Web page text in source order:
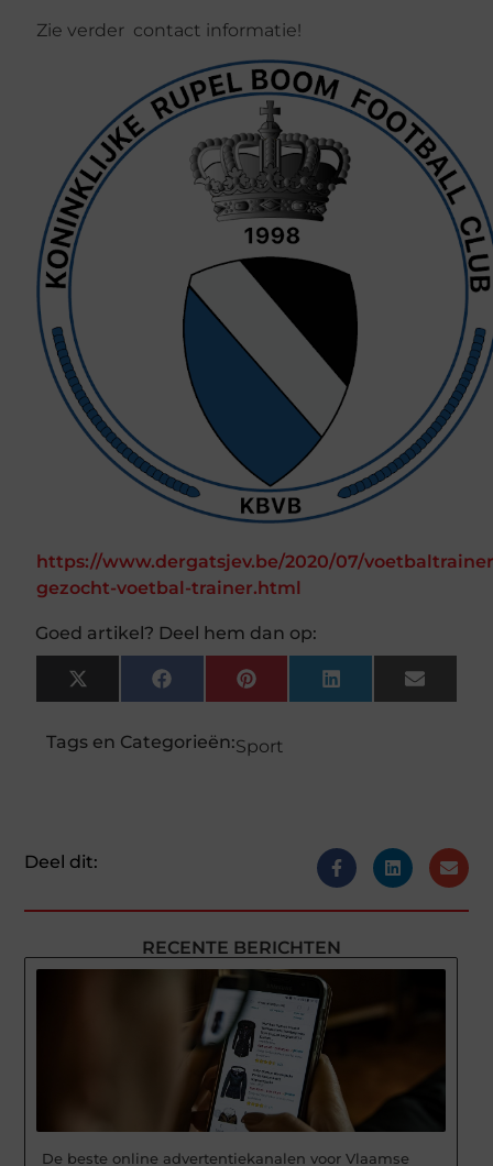
Zie verder contact informatie!
https://www.dergatsjev.be/2020/07/
gezocht-voetbal-trainer.html
Goed artikel? Deel hem dan op:
X
(Twitter)
FacebookPinterestLinkedInEmail
Tags en Categorieën:Sport
Deel dit:
RECENTE BERICHTEN
De beste online advertentiekanalen voor Vlaamse